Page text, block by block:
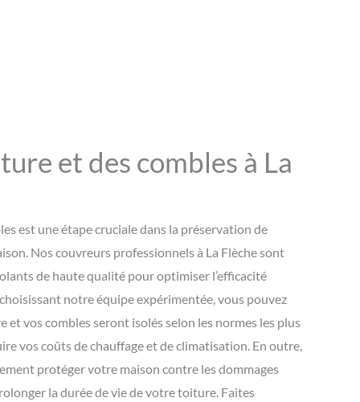
et des combles à La
est une étape cruciale dans la préservation de
Nos couvreurs professionnels à La Flèche sont
de haute qualité pour optimiser l’efficacité
notre équipe expérimentée, vous pouvez
et vos combles seront isolés selon les normes les plus
vos coûts de chauffage et de climatisation. En outre,
protéger votre maison contre les dommages
la durée de vie de votre toiture. Faites